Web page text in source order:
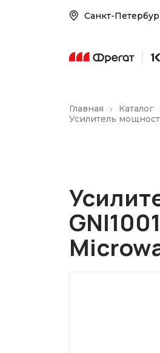
Главная Каталог
Усилитель